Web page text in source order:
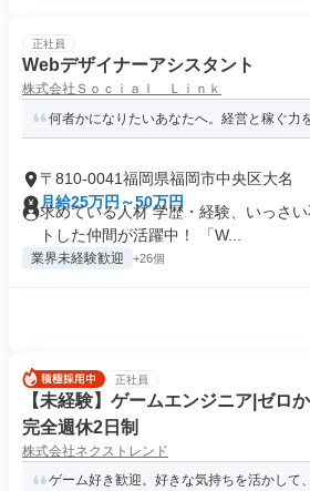
正社員
Webデザイナーアシスタント
株式会社Ｓｏｃｉａｌ Ｌｉｎｋ
何者かになりたいあなたへ。経営と稼ぐ力
〒810-0041福岡県福岡市中央区大名
月給25万円～50万円
求めている人材 学歴・経験、いっさ
トした仲間が活躍中！ 「W...
業界未経験歓迎 +26個
正社員
【未経験】ゲームエンジニア|ゼロ
完全週休2日制
株式会社ネクストレンド
ゲーム好き歓迎。好きな気持ちを活かして